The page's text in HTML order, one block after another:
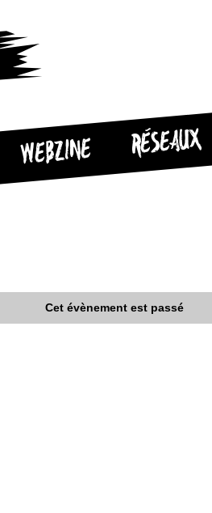
WEBZINE RÉSEAUX
Cet évènement est passé